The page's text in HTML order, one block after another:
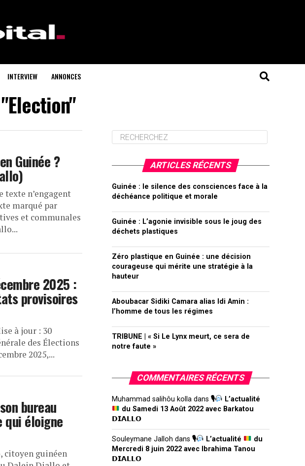
INTERVIEW ANNONCES
Guinée ?
texte n’engagent
marqué par
et communales
2025 :
provisoires
à jour : 30
des Élections
2025,...
bureau
éloigne
citoyen guinéen
ARTICLES RÉCENTS
Guinée : le silence des consciences face à la
déchéance politique et morale
Guinée : L’agonie invisible sous le joug des
déchets plastiques
Zéro plastique en Guinée : une décision
courageuse qui mérite une stratégie à la
hauteur
Aboubacar Sidiki Camara alias Idi Amin :
l’homme de tous les régimes
TRIBUNE | « Si Le Lynx meurt, ce sera de
notre faute »
COMMENTAIRES RÉCENTS
Muhammad salihôu kolla dans 🎙
L’actualité
du Samedi 13 Août 2022 avec Barkatou
𝗗𝗜𝗔𝗟𝗟𝗢
Souleymane Jalloh dans 🎙 L’actualité
du
Mercredi 8 juin 2022 avec Ibrahima Tanou
𝗗𝗜𝗔𝗟𝗟𝗢